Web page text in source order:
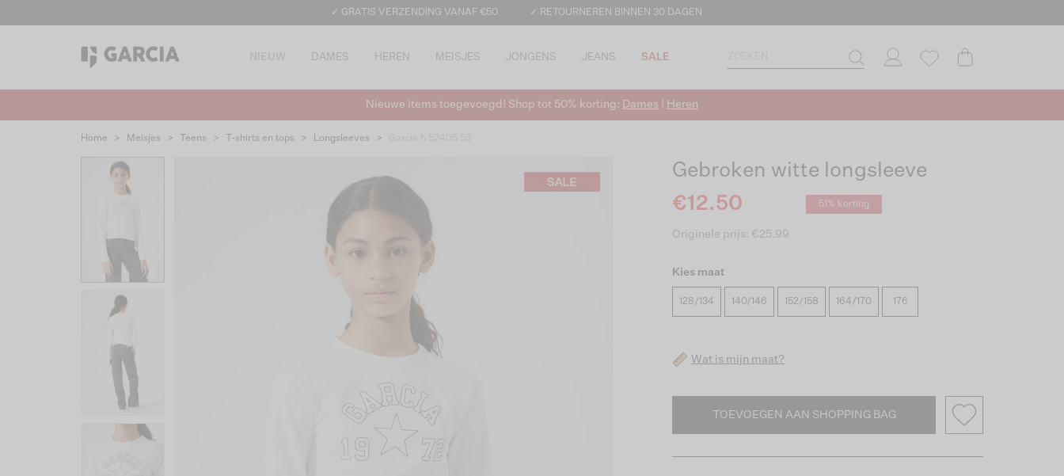
✓ GRATIS VERZENDING VANAF €50 ✓ RETOURNEREN BINNEN 30 DAGEN
NIEUW DAMES HEREN MEISJES JONGENS JEANS SALE
Nieuwe items toegevoegd! Shop tot 50% korting: Dames Heren
Home > Meisjes > Teens > T-shirts en tops > Longsleeves >
Gebroken witte longsleeve
€12.50
51% korting
Originele prijs: €25.99
Kies maat
128/134 140/146 152/158 164/170 176
Wat is mijn maat?
TOEVOEGEN AAN SHOPPING BAG